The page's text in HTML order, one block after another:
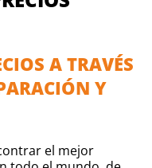
A TRAVÉS
Y
el mejor